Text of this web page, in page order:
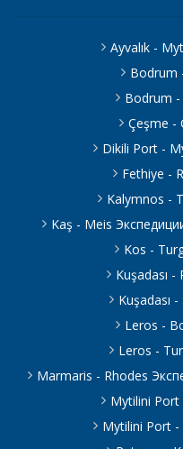
Ayvalık -
Bodrum
Bodrum -
Çeşme -
Dikili Port -
Fethiye -
Kalymnos -
Kaş - Meis
Kos -
Kuşadası
Kuşadası
Leros -
Leros -
Marmaris - Rhodes
Mytilini Port
Mytilini Port -